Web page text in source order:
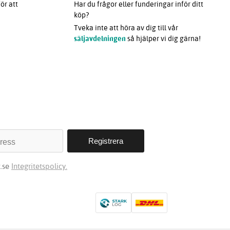
att
Har du frågor eller funderingar inför ditt
köp?
Tveka inte att höra av dig till vår
säljavdelningen så hjälper vi dig gärna!
Integritetspolicy.